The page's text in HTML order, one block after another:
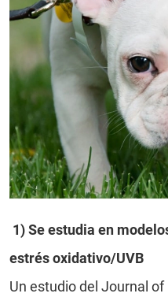
1) Se estudia en
estrés oxidativo/UVB
Un estudio del Journal